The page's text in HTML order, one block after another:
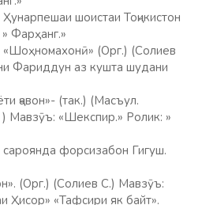
шоистаи Тоҷикистон
Фарҳанг.»
(Орг.) (Солиев
Фариддун аз кушта шудани
ҷавон»- (так.) (Масъул.
Мавзӯъ: «Шекспир.» Ролик: »
форсизабон Гигуш.
(Орг.) (Солиев С.) Мавзӯъ:
Ҳисор» «Тафсири як байт».